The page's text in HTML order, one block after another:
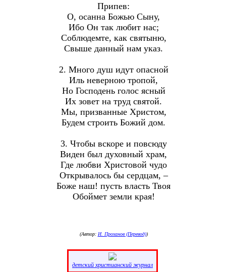
Припев:
О, осанна Божью Сыну,
Ибо Он так любит нас;
Соблюдемте, как святыню,
Свыше данный нам указ.
2. Много душ идут опасной
Иль неверною тропой,
Но Господень голос ясный
Их зовет на труд святой.
Мы, призванные Христом,
Будем строить Божий дом.
3. Чтобы вскоре и повсюду
Виден был духовный храм,
Где любви Христовой чудо
Открывалось бы сердцам, –
Боже наш! пусть власть Твоя
Обоймет земли края!
(Автор: И. Проханов (Перевод))
детский христианский журнал